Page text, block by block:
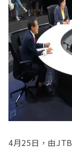
4月25日，由